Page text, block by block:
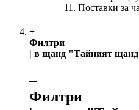
Поставки за
+
Филтри
| в щанд "Тайният
‒
Филтри